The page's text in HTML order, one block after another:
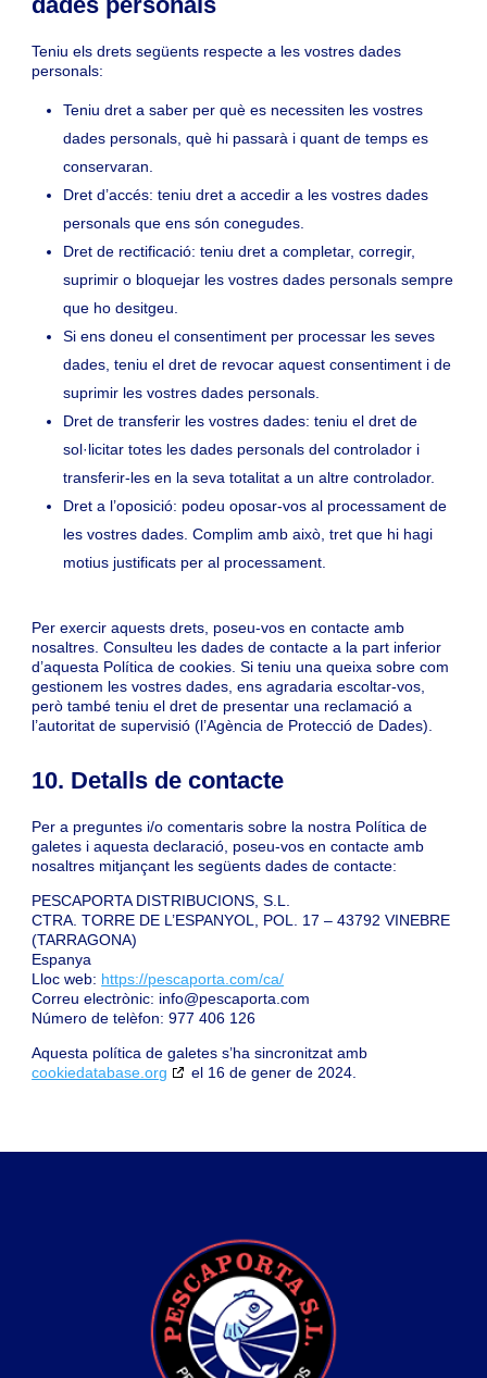
Teniu els drets següents respecte a les vostres dades
personals:
Teniu dret a saber per què es necessiten les vostres
dades personals, què hi passarà i quant de temps es
conservaran.
Dret d’accés: teniu dret a accedir a les vostres dades
personals que ens són conegudes.
Dret de rectificació: teniu dret a completar, corregir,
suprimir o bloquejar les vostres dades personals sempre
que ho desitgeu.
Si ens doneu el consentiment per processar les seves
dades, teniu el dret de revocar aquest consentiment i de
suprimir les vostres dades personals.
Dret de transferir les vostres dades: teniu el dret de
sol·licitar totes les dades personals del controlador i
transferir-les en la seva totalitat a un altre controlador.
Dret a l’oposició: podeu oposar-vos al processament de
les vostres dades. Complim amb això, tret que hi hagi
motius justificats per al processament.
Per exercir aquests drets, poseu-vos en contacte amb
nosaltres. Consulteu les dades de contacte a la part inferior
d’aquesta Política de cookies. Si teniu una queixa sobre com
gestionem les vostres dades, ens agradaria escoltar-vos,
però també teniu el dret de presentar una reclamació a
l’autoritat de supervisió (l’Agència de Protecció de Dades).
10. Detalls de contacte
Per a preguntes i/o comentaris sobre la nostra Política de
galetes i aquesta declaració, poseu-vos en contacte amb
nosaltres mitjançant les següents dades de contacte:
PESCAPORTA DISTRIBUCIONS, S.L.
CTRA. TORRE DE L’ESPANYOL, POL. 17 – 43792 VINEBRE
(TARRAGONA)
Espanya
Lloc web: https://pescaporta.com/ca/
Correu electrònic: info@pescaporta.com
Número de telèfon: 977 406 126
Aquesta política de galetes s’ha sincronitzat amb
cookiedatabase.org
el 16 de gener de 2024.